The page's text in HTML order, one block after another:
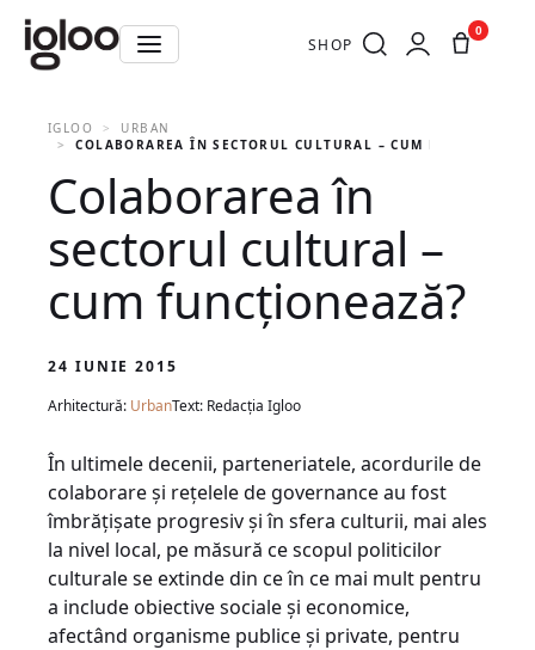
SHOP
0
IGLOO
URBAN
COLABORAREA ÎN SECTORUL CULTURAL – CUM
Colaborarea în
sectorul cultural –
cum funcţionează?
24 IUNIE 2015
Arhitectură: UrbanText: Redacția Igloo
În ultimele decenii, parteneriatele, acordurile de
colaborare şi reţelele de governance au fost
îmbrăţişate progresiv şi în sfera culturii, mai ales
la nivel local, pe măsură ce scopul politicilor
culturale se extinde din ce în ce mai mult pentru
a include obiective sociale şi economice,
afectând organisme publice şi private, pentru